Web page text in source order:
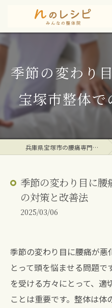
季節の変わり
宝塚市整体
兵庫県宝塚市の腰痛専門整体院ならｎのレシピみんなの整体院
季節の変わり目に
の対策と改善法
2025/03/06
季節の変わり目に腰痛が
とって頭を悩ませる問題
を受ける方々にとって、適
ことは重要です。整体は体